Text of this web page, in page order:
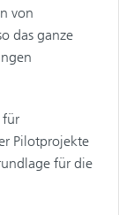
von
das ganze
für
Pilotprojekte
für die